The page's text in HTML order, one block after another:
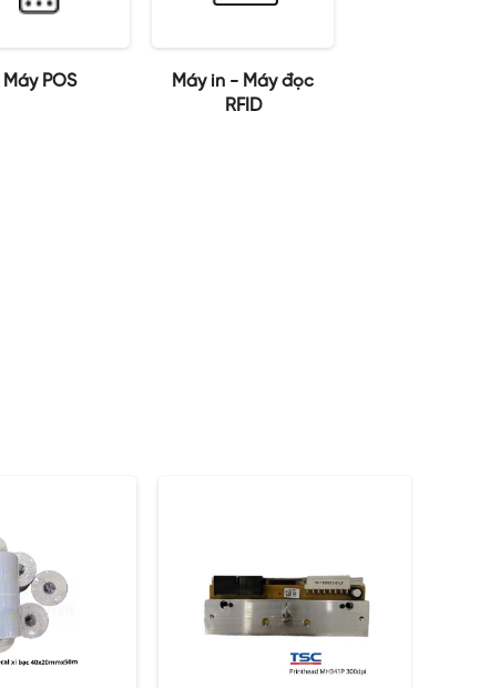
Máy POS
Máy in - Máy đọc
RFID